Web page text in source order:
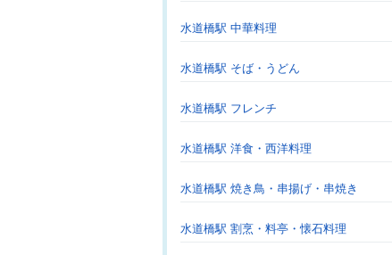
水道橋駅 中華料理
水道橋駅 そば・うどん
水道橋駅 フレンチ
水道橋駅 洋食・西洋料理
水道橋駅 焼き鳥・串揚げ・串焼き
水道橋駅 割烹・料亭・懐石料理